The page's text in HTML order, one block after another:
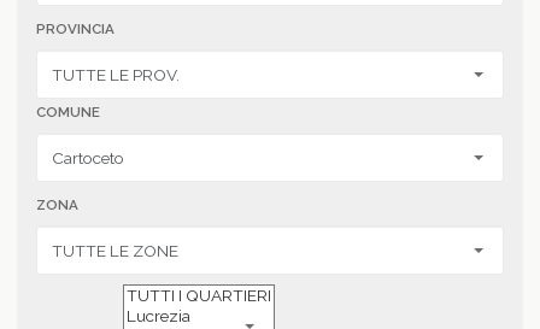
PROVINCIA
COMUNE
ZONA